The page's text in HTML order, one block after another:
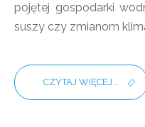
pojętej gospodarki
suszy czy zmianom
CZYTAJ WIĘCEJ...